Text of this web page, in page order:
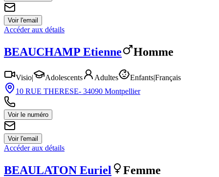
Voir l'email
Accéder aux détails
BEAUCHAMP Etienne Homme
Visio| Adolescents Adultes Enfants|Français
10 RUE THERESE- 34090 Montpellier
Voir le numéro
Voir l'email
Accéder aux détails
BEAULATON Euriel Femme